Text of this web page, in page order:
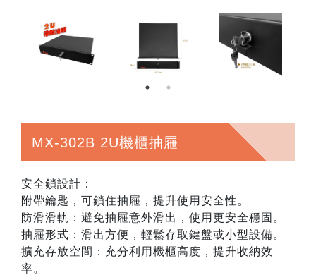
MX-302B 2U機櫃抽屜
安全鎖設計：
附帶鑰匙，可鎖住抽屜，提升使用安全性。
防滑滑軌：避免抽屜意外滑出，使用更安全穩固。
抽屜形式：滑出方便，輕鬆存取鍵盤或小型設備。
擴充存放空間：充分利用機櫃高度，提升收納效
率。